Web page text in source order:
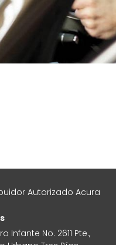
Autorizado Acura
Infante No. 2611 Pte.,